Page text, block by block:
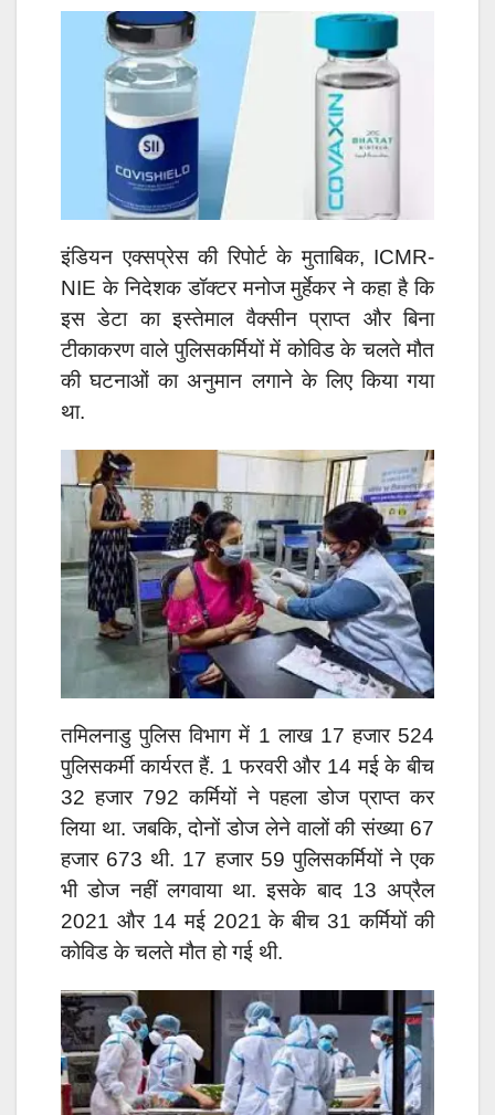
इंडियन एक्सप्रेस की रिपोर्ट के मुताबिक, ICMR-
NIE के निदेशक डॉक्टर मनोज मुर्हेकर ने कहा है कि
इस डेटा का इस्तेमाल वैक्सीन प्राप्त और बिना
टीकाकरण वाले पुलिसकर्मियों में कोविड के चलते मौत
की घटनाओं का अनुमान लगाने के लिए किया गया
था.
तमिलनाडु पुलिस विभाग में 1 लाख 17 हजार 524
पुलिसकर्मी कार्यरत हैं. 1 फरवरी और 14 मई के बीच
32 हजार 792 कर्मियों ने पहला डोज प्राप्त कर
लिया था. जबकि, दोनों डोज लेने वालों की संख्या 67
हजार 673 थी. 17 हजार 59 पुलिसकर्मियों ने एक
भी डोज नहीं लगवाया था. इसके बाद 13 अप्रैल
2021 और 14 मई 2021 के बीच 31 कर्मियों की
कोविड के चलते मौत हो गई थी.